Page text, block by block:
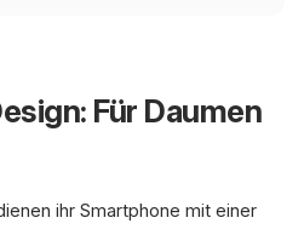
Für Daumen
ihr Smartphone mit einer